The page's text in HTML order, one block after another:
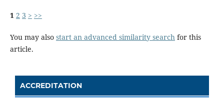
1 2 3 > >>
You may also start an advanced similarity searchfor this
article.
ACCREDITATION